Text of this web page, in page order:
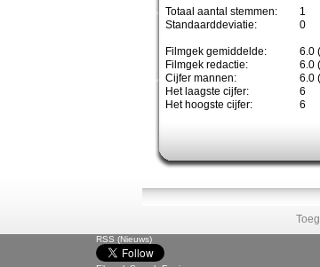
Totaal aantal stemmen:
1
Standaarddeviatie:
0
Filmgek gemiddelde:
6.0
Filmgek redactie:
6.0
Cijfer mannen:
6.0
Het laagste cijfer:
6
Het hoogste cijfer:
6
RSS (Nieuws)